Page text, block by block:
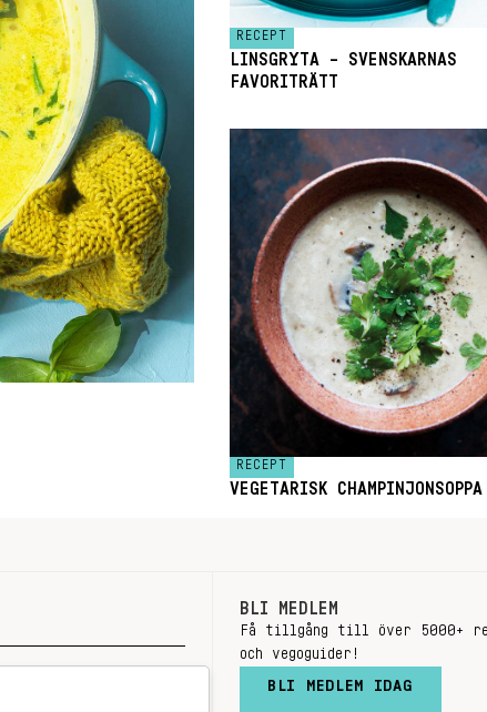
RECEPT
LINSGRYTA – SVENSKARNAS
FAVORITRÄTT
RECEPT
VEGETARISK CHAMPINJONSOPPA
BLI MEDLEM
Få tillgång till över 5000+
och vegoguider!
BLI MEDLEM IDAG